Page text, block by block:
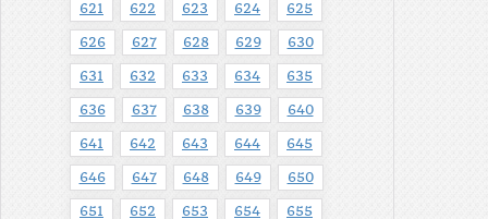
621 622 623 624 625
626 627 628 629 630
631 632 633 634 635
636 637 638 639 640
641 642 643 644 645
646 647 648 649 650
651 652 653 654 655